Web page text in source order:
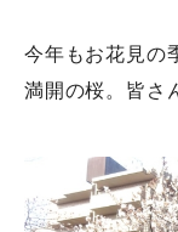
今年もお花見の
満開の桜。皆さ